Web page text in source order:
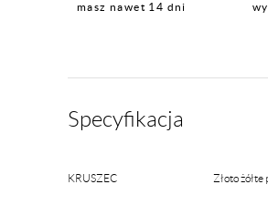
masz nawet 14 dni
Specyfikacja
KRUSZEC Złoto